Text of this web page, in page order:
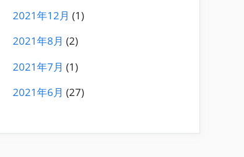
2021年12月 (1)
2021年8月 (2)
2021年7月 (1)
2021年6月 (27)